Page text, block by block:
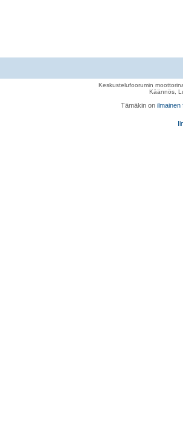
Keskustelufoorumin
Käännös,
Tämäkin on ilmainen